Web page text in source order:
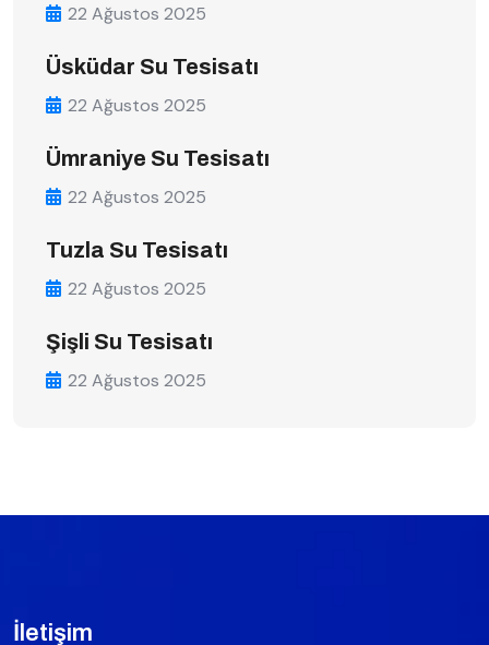
22 Ağustos 2025
Üsküdar Su Tesisatı
22 Ağustos 2025
Ümraniye Su Tesisatı
22 Ağustos 2025
Tuzla Su Tesisatı
22 Ağustos 2025
Şişli Su Tesisatı
22 Ağustos 2025
İletişim